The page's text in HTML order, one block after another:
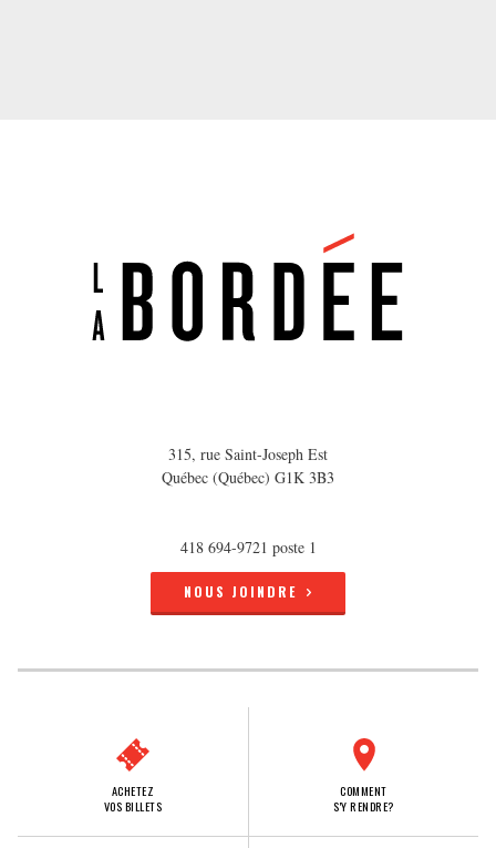
315, rue Saint-Joseph Est
Québec (Québec) G1K 3B3
418 694-9721 poste 1
NOUS JOINDRE
ACHETEZ
VOS BILLETS
COMMENT
S'Y RENDRE?